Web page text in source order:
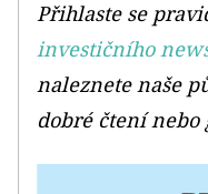
Přihlaste se
investičního
naleznete naše
dobré čtení